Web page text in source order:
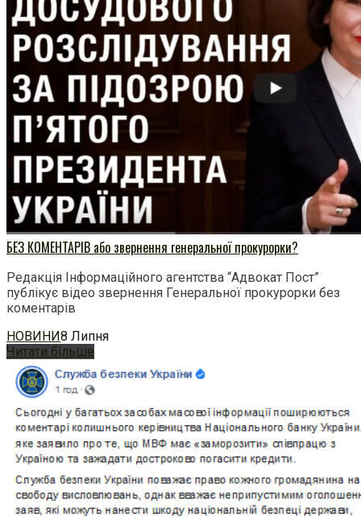
БЕЗ КОМЕНТАРІВ або звернення генеральної прокурорки?
Редакція Інформаційного агентства “Адвокат Пост”
публікує відео звернення Генеральної прокурорки без
коментарів
НОВИНИ8 Липня
Читати більше